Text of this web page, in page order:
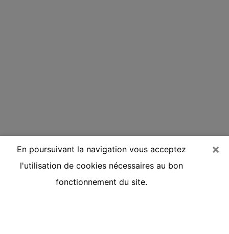
×
En poursuivant la navigation vous acceptez
l'utilisation de cookies nécessaires au bon
fonctionnement du site.